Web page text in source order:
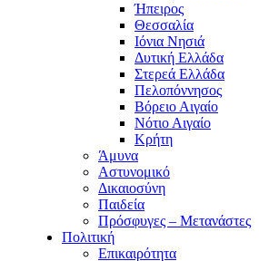
Ήπειρος
Θεσσαλία
Ιόνια Νησιά
Δυτική Ελλάδα
Στερεά Ελλάδα
Πελοπόννησος
Βόρειο Αιγαίο
Νότιο Αιγαίο
Κρήτη
Άμυνα
Αστυνομικό
Δικαιοσύνη
Παιδεία
Πρόσφυγες – Μετανάστες
Πολιτική
Επικαιρότητα